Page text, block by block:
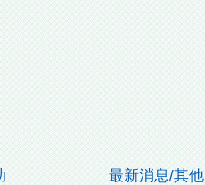
最新消息/其他